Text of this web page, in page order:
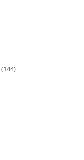
(144)